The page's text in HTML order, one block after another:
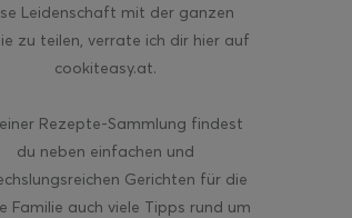
Leidenschaft mit der ganzen
zu teilen, verrate ich dir hier auf
cookiteasy.at.
Rezepte-Sammlung findest
du neben einfachen und
Gerichten für die
Familie auch viele Tipps rund um